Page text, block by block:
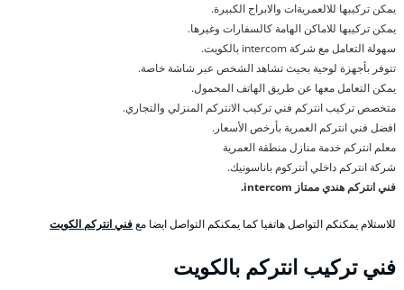
يمكن تركيبها للالعمريةات والابراج الكبيرة.
يمكن تركيبها للاماكن الهامة كالسفارات وغيرها.
سهولة التعامل مع شركة intercom بالكويت.
تتوفر بأجهزة لوحية بحيث تشاهد الشخص عبر شاشة خاصة.
يمكن التعامل معها عن طريق الهاتف المحمول.
متخصص تركيب انتركم فني تركيب الانتركم المنزلي والتجاري.
افضل فني انتركم العمرية بأرخص الأسعار.
معلم انتركم خدمة منازل منطقة العمرية
شركة انتركم داخلي أنتركوم باناسونيك.
فني انتركم هندي ممتاز intercom.
للاستلام يمكنكم التواصل هاتفيا كما يمكنكم التواصل ايضا معفني انتركم الكويت
فني تركيب انتركم بالكويت